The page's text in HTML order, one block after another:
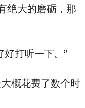
绝大的磨砺，那
打听一下。”
概花费了数个时